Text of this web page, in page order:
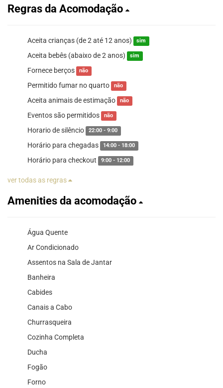
Regras da Acomodação
Aceita crianças (de 2 até 12 anos) sim
Aceita bebês (abaixo de 2 anos) sim
Fornece berços não
Permitido fumar no quarto não
Aceita animais de estimação não
Eventos são permitidos não
Horario de silêncio 22:00 - 9:00
Horário para chegadas 14:00 - 18:00
Horário para checkout 9:00 - 12:00
ver todas as regras
Amenities da acomodação
Água Quente
Ar Condicionado
Assentos na Sala de Jantar
Banheira
Cabides
Canais a Cabo
Churrasqueira
Cozinha Completa
Ducha
Fogão
Forno